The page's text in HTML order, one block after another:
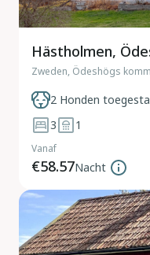
Hästholmen,
Zweden, Ödeshögs
2 Honden
3
1
Vanaf
€58.57Nacht